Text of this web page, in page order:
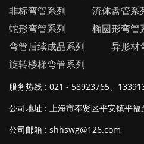
非标弯管系列
流体盘管系
蛇形弯管系列
椭圆形弯管
弯管后续成品系列
异形材
旋转楼梯弯管系列
服务热线 : 021 - 58923765、
公司地址 : 上海市奉贤区平安镇平福
公司邮箱 : shhswg@126.com